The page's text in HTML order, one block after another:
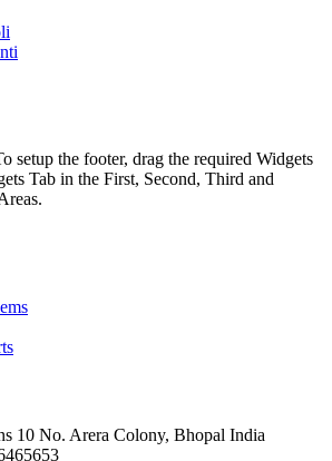
setup the footer, drag the required Widgets
Tab in the First, Second, Third and
10 No. Arera Colony, Bhopal India